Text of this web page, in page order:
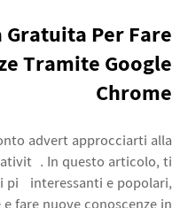
Per Fare
Tramite Google
Chrome
advert approcciarti alla
In questo articolo, ti
più interessanti e popolari,